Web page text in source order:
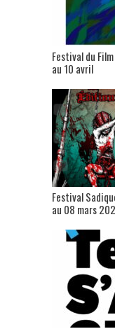
Festival du
au 10 avril
Festival
au 08 mars